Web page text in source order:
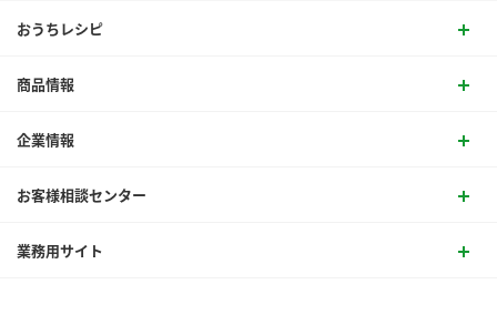
おうちレシピ
商品情報
企業情報
お客様相談センター
業務用サイト